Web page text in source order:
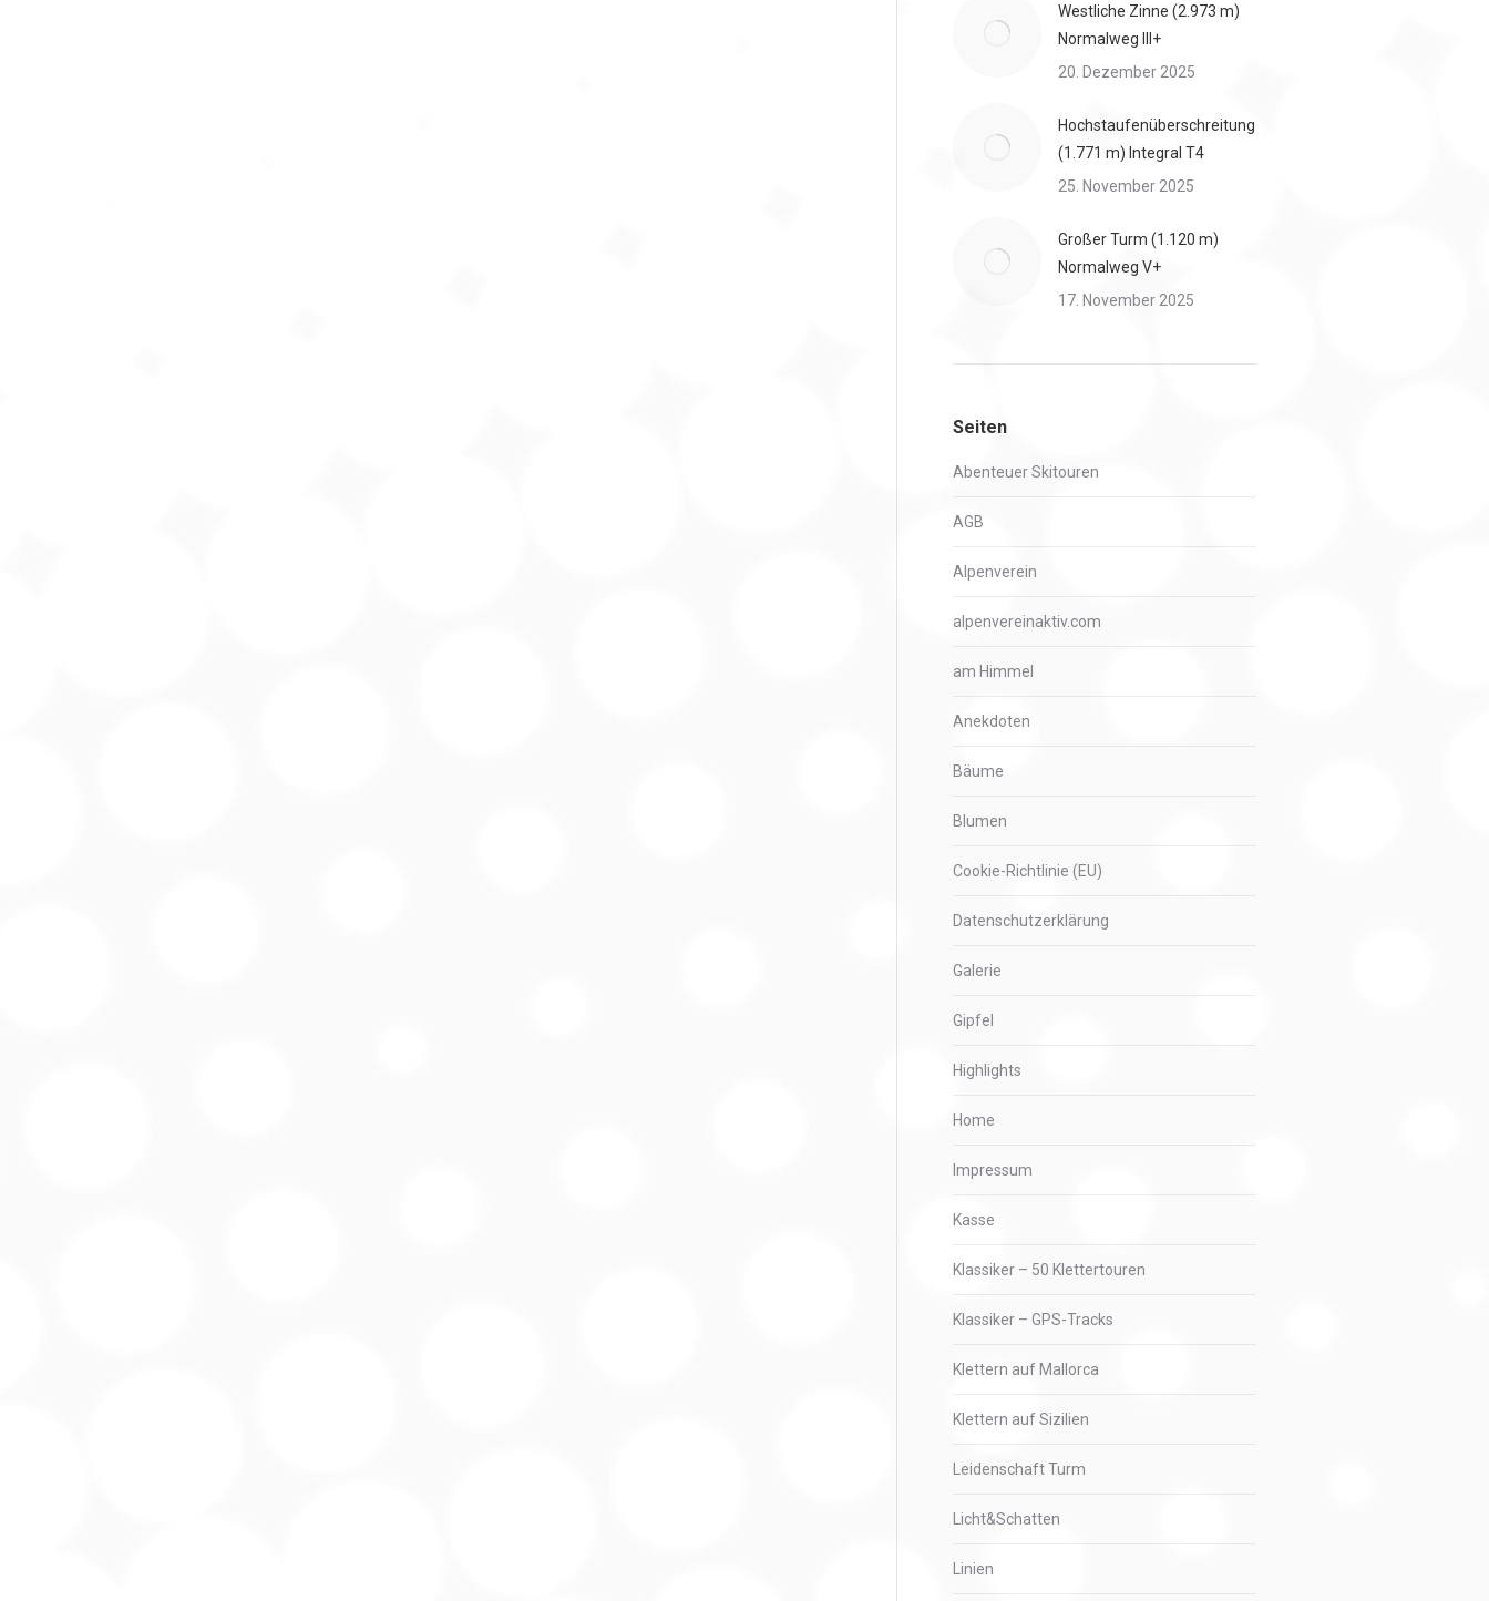
Westliche Zinne (2.973 m)
Normalweg III+
20. Dezember 2025
Hochstaufenüberschreitung
(1.771 m) Integral T4
25. November 2025
Großer Turm (1.120 m)
Normalweg V+
17. November 2025
Seiten
Abenteuer Skitouren
AGB
Alpenverein
alpenvereinaktiv.com
am Himmel
Anekdoten
Bäume
Blumen
Cookie-Richtlinie (EU)
Datenschutzerklärung
Galerie
Gipfel
Highlights
Home
Impressum
Kasse
Klassiker – 50 Klettertouren
Klassiker – GPS-Tracks
Klettern auf Mallorca
Klettern auf Sizilien
Leidenschaft Turm
Licht&Schatten
Linien